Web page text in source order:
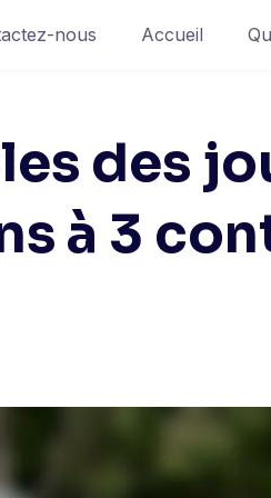
nous Accueil
des
à 3